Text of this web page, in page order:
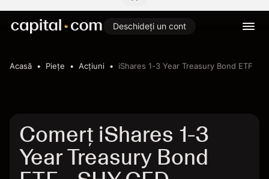
Deschideți un cont
Acasă Pieţe Acțiuni iShares 1-3 Year Treasury Bond ETF
Comerț iShares 1-3
Year Treasury Bond